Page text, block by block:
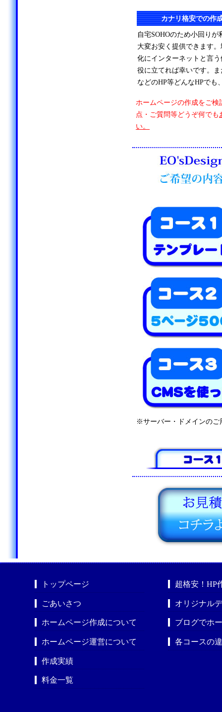
カナリ格安での作
自宅SOHOのため小回り
大変お安く提供できます
化にインターネットと言
役に立てれば幸いです。
などのHP等どんなHPでも
ホームページの作成をご検
点・ご質問等どうぞ何でも
い。
※サーバー・ドメインのご
トップページ
ごあいさつ
ホームページ作成について
ホームページ運営について
作成実績
料金一覧
超格安！HP
オリジナル
ブログでホ
各コースの